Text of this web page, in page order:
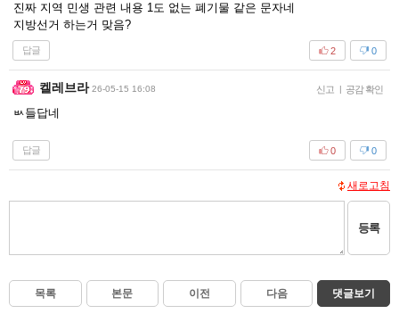
진짜 지역 민생 관련 내용 1도 없는 폐기물 같은 문자네
지방선거 하는거 맞음?
답글 0
2
켈레브라 26-05-15 16:08 신고 | 공감 확인
ㅄ들답네
답글 0
0
새로고침
등록
목록 본문 이전 다음 댓글보기